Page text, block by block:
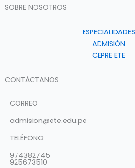
SOBRE NOSOTROS
ESPECIALIDADES
ADMISIÓN
CEPRE ETE
CONTÁCTANOS
CORREO
admision@ete.edu.pe
TELÉFONO
974382745
925673510